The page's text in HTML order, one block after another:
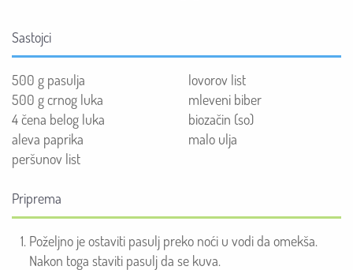
Sastojci
500 g pasulja
500 g crnog luka
4 čena belog luka
aleva paprika
peršunov list
lovorov list
mleveni biber
biozačin (so)
malo ulja
Priprema
Poželjno je ostaviti pasulj preko noći u vodi da omekša.
Nakon toga staviti pasulj da se kuva.